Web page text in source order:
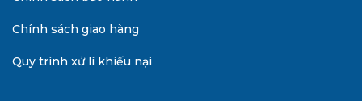
Chính sách giao hàng
Quy trình xử lí khiếu nại